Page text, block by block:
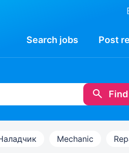
Search jobs Post
Mechanic